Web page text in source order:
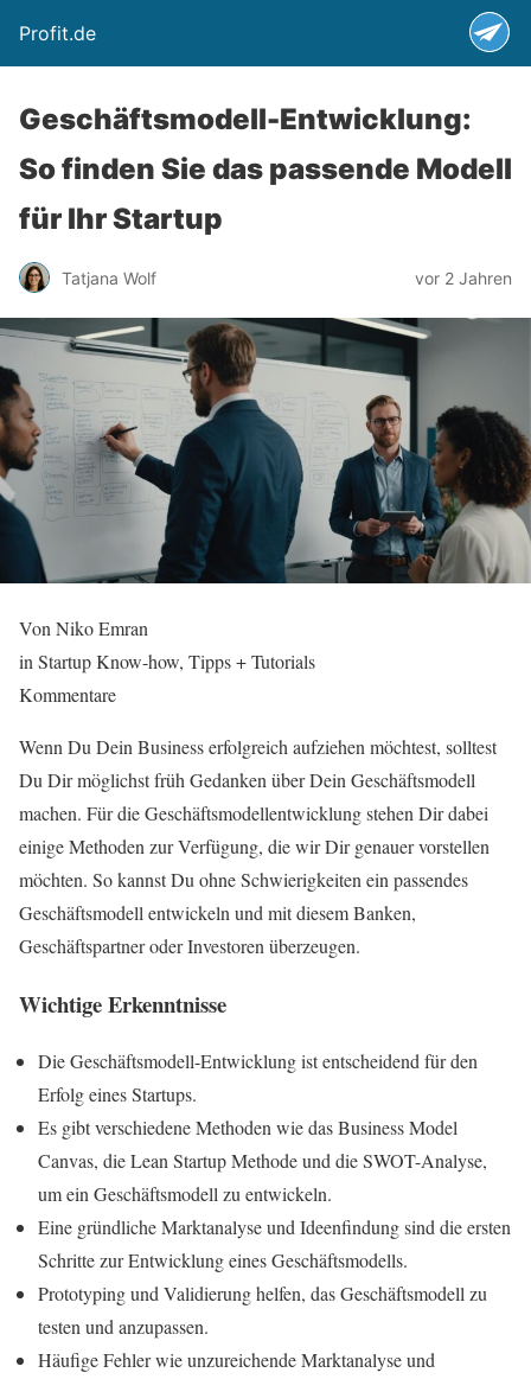
Profit.de
Geschäftsmodell-Entwicklung:
So finden Sie das passende Modell
für Ihr Startup
Tatjana Wolf vor 2 Jahren
Von Niko Emran
in Startup Know-how, Tipps + Tutorials
Kommentare
Wenn Du Dein Business erfolgreich aufziehen möchtest, solltest
Du Dir möglichst früh Gedanken über Dein Geschäftsmodell
machen. Für die Geschäftsmodellentwicklung stehen Dir dabei
einige Methoden zur Verfügung, die wir Dir genauer vorstellen
möchten. So kannst Du ohne Schwierigkeiten ein passendes
Geschäftsmodell entwickeln und mit diesem Banken,
Geschäftspartner oder Investoren überzeugen.
Wichtige Erkenntnisse
Die Geschäftsmodell-Entwicklung ist entscheidend für den
Erfolg eines Startups.
Es gibt verschiedene Methoden wie das Business Model
Canvas, die Lean Startup Methode und die SWOT-Analyse,
um ein Geschäftsmodell zu entwickeln.
Eine gründliche Marktanalyse und Ideenfindung sind die ersten
Schritte zur Entwicklung eines Geschäftsmodells.
Prototyping und Validierung helfen, das Geschäftsmodell zu
testen und anzupassen.
Häufige Fehler wie unzureichende Marktanalyse und